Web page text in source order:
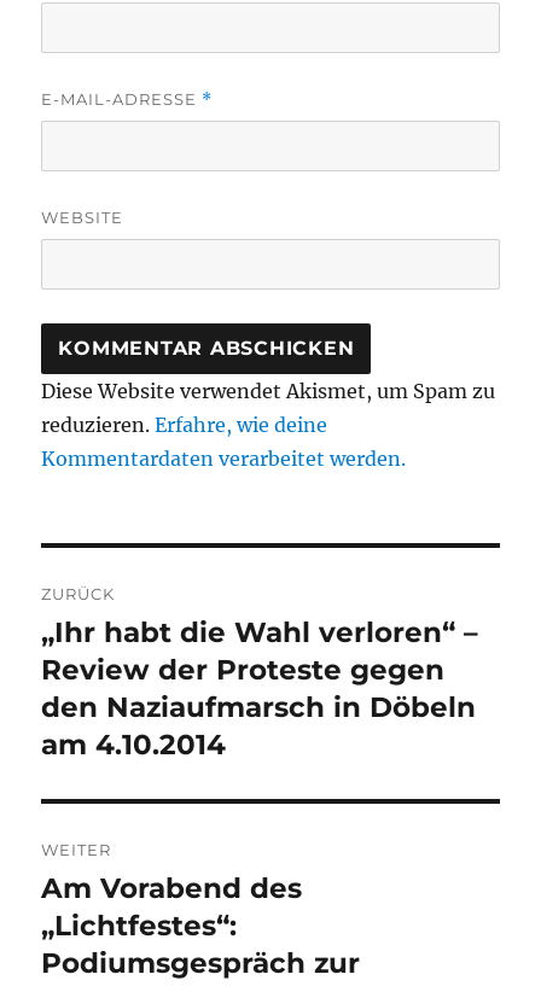
E-MAIL-ADRESSE *
WEBSITE
Diese Website verwendet Akismet, um Spam zu
reduzieren.Erfahre, wie deine
Kommentardaten verarbeitet werden.
ZURÜCK
Vorheriger
Beitrag:
„Ihr habt die Wahl verloren“ –
Review der Proteste gegen
den Naziaufmarsch in Döbeln
am 4.10.2014
WEITER
Nächster
Beitrag:
Am Vorabend des
„Lichtfestes“:
Podiumsgespräch zur